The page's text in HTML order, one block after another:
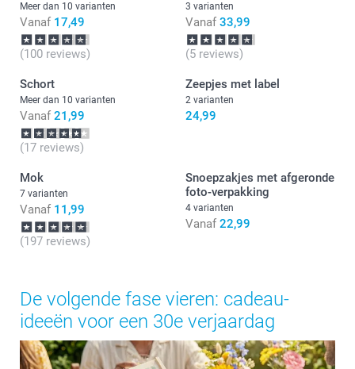
Meer dan 10 varianten
Vanaf 17,49
(100 reviews)
3 varianten
Vanaf 33,99
(5 reviews)
Schort
Meer dan 10 varianten
Vanaf 21,99
(17 reviews)
Zeepjes met label
2 varianten
24,99
Mok
7 varianten
Vanaf 11,99
(197 reviews)
Snoepzakjes met afgeronde
foto-verpakking
4 varianten
Vanaf 22,99
De volgende fase vieren: cadeau-
ideeën voor een 30e verjaardag